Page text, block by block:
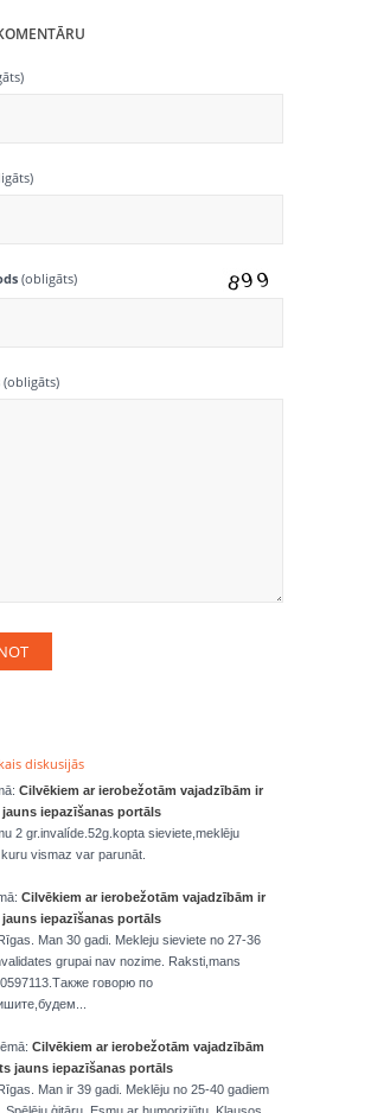
(obligāts)
(obligāts)
diskusijās
Cilvēkiem ar ierobežotām vajadzībām ir
iepazīšanas portāls
2 gr.invalíde.52g.kopta sieviete,meklēju
vismaz var parunāt.
Cilvēkiem ar ierobežotām vajadzībām ir
iepazīšanas portāls
Man 30 gadi. Mekleju sieviete no 27-36
grupai nav nozime. Raksti,mans
говорю по
tēmā: Cilvēkiem ar ierobežotām vajadzībām
jauns iepazīšanas portāls
Man ir 39 gadi. Meklēju no 25-40 gadiem